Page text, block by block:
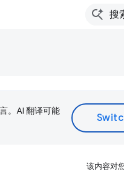
。AI 翻译可能
该内容对